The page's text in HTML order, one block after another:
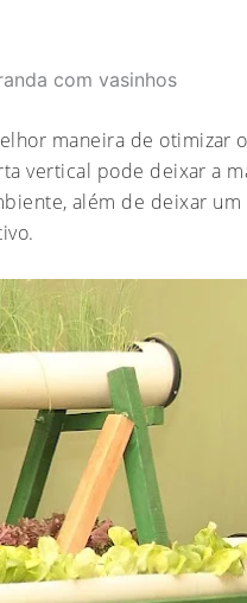
maneira de otimizar
vertical pode deixar a
além de deixar um